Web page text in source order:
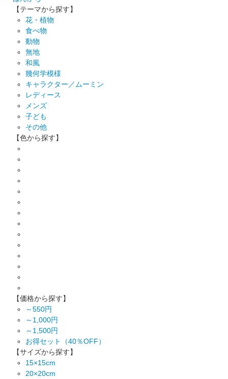
【テーマから探す】
花・植物
食べ物
動物
無地
和風
幾何学模様
キャラクター／ムーミン
レディース
メンズ
子ども
その他
【色から探す】
【価格から探す】
～550円
～1,000円
～1,500円
お得セット（40％OFF）
【サイズから探す】
15×15cm
20×20cm